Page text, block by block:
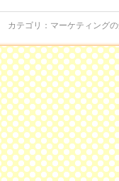
カテゴリ： マーケティング